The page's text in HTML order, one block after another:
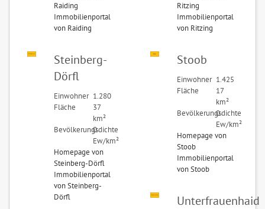
Raiding
Immobilienportal
von Raiding
Ritzing
Immobilienportal
von Ritzing
Steinberg-
Dörfl
Einwohner 1.280
Fläche
37
km²
Bevölkerungsdichte
0
Ew/km²
Homepage von
Steinberg-Dörfl
Immobilienportal
von Steinberg-
Dörfl
Stoob
Einwohner 1.425
Fläche
17
km²
Bevölkerungsdichte
0
Ew/km²
Homepage von
Stoob
Immobilienportal
von Stoob
Unterfrauenhaid